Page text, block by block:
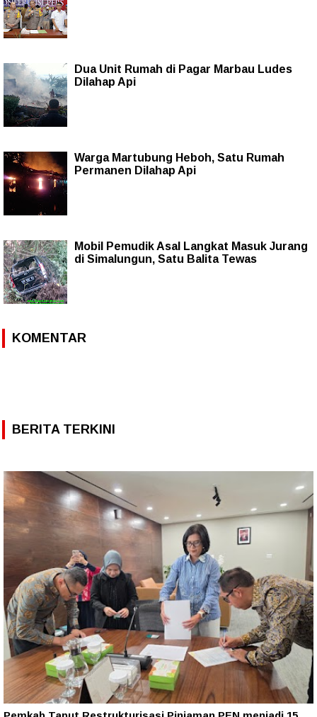
Dua Unit Rumah di Pagar Marbau Ludes
Dilahap Api
Warga Martubung Heboh, Satu Rumah
Permanen Dilahap Api
Mobil Pemudik Asal Langkat Masuk Jurang
di Simalungun, Satu Balita Tewas
KOMENTAR
BERITA TERKINI